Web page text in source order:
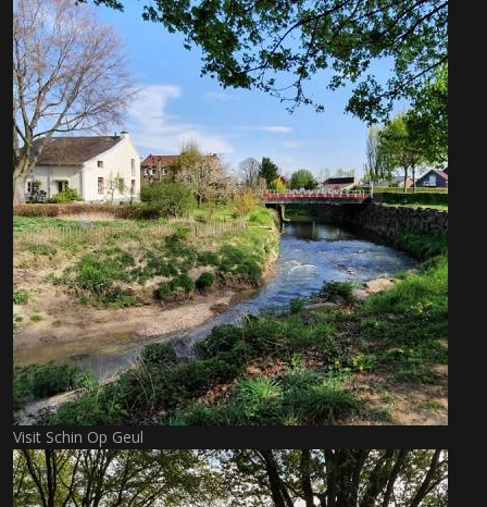
Visit Schin Op Geul